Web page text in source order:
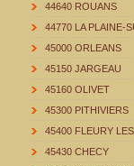
44640 ROUANS
44770 LA PLAINE-
45000 ORLEANS
45150 JARGEAU
45160 OLIVET
45300 PITHIVIERS
45400 FLEURY
45430 CHECY